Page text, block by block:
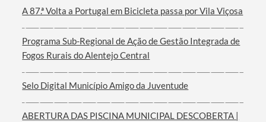
Termo de Pesquisa
Categorias gerais
A 87.ª Volta a Portugal em Bicicleta passa por Vila Viçosa
Programa Sub-Regional de Ação de Gestão Integrada de
Fogos Rurais do Alentejo Central
Selo Digital Município Amigo da Juventude
ABERTURA DAS PISCINA MUNICIPAL DESCOBERTA |